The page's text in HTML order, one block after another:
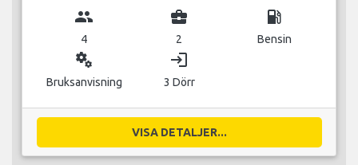
group
4
business_center
2
local_gas_station
Bensin
miscellaneous_services
Bruksanvisning
login
3 Dörr
VISA DETALJER...